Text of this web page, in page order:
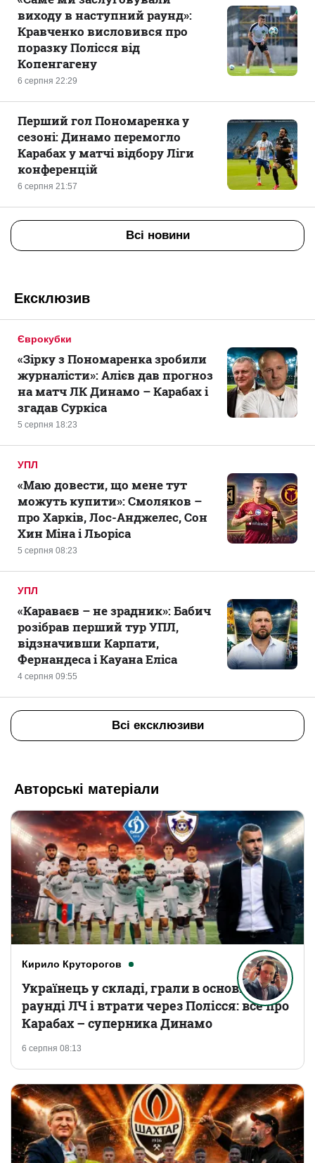
6 серпня 22:29
виходу в наступний раунд»:
Кравченко висловився про
поразку Полісся від
Копенгагену
6 серпня 21:57
Перший гол Пономаренка у
сезоні: Динамо перемогло
Карабах у матчі відбору Ліги
конференцій
Всі новини
Ексклюзив
Єврокубки
5 серпня 18:23
«Зірку з Пономаренка зробили
журналісти»: Алієв дав прогноз
на матч ЛК Динамо – Карабах і
згадав Суркіса
УПЛ
5 серпня 08:23
«Маю довести, що мене тут
можуть купити»: Смоляков –
про Харків, Лос-Анджелес, Сон
Хин Міна і Льоріса
УПЛ
4 серпня 09:55
«Караваєв – не зрадник»: Бабич
розібрав перший тур УПЛ,
відзначивши Карпати,
Фернандеса і Кауана Еліса
Всі ексклюзиви
Авторські матеріали
Кирило Круторогов
6 серпня 08:13
Українець у складі, грали в основному
раунді ЛЧ і втрати через Полісся: все про
Карабах – суперника Динамо